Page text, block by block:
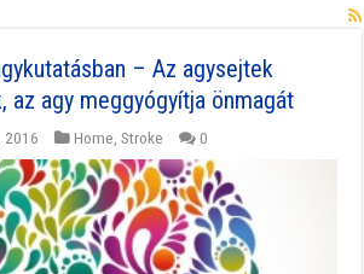
– Az agysejtek
az agy meggyógyítja önmagát
2016 Home ,Stroke 0